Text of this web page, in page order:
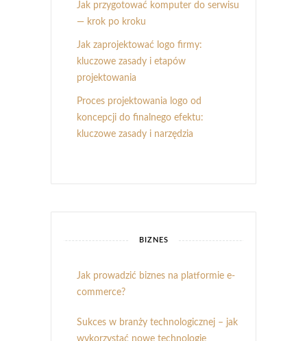
Jak przygotować komputer do serwisu
— krok po kroku
Jak zaprojektować logo firmy:
kluczowe zasady i etapów
projektowania
Proces projektowania logo od
koncepcji do finalnego efektu:
kluczowe zasady i narzędzia
BIZNES
Jak prowadzić biznes na platformie e-
commerce?
Sukces w branży technologicznej – jak
wykorzystać nowe technologie